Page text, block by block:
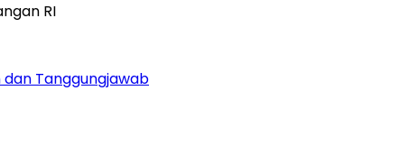
dan Tanggungjawab